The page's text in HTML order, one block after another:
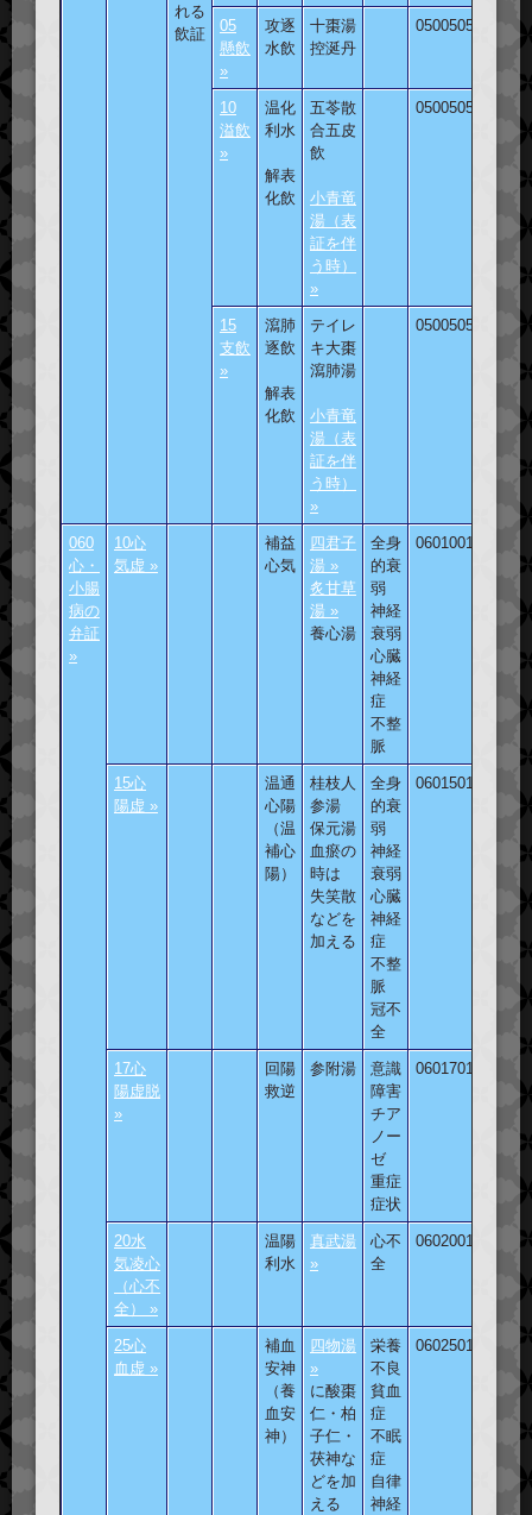
れる
飲証
05
懸飲
»
攻逐
水飲
十棗湯
控涎丹
050050505
10
溢飲
»
温化
利水
解表
化飲
五苓散
合五皮
飲
小青竜
湯（表
証を伴
う時）
»
050050510
15
支飲
»
瀉肺
逐飲
解表
化飲
テイレ
キ大棗
瀉肺湯
小青竜
湯（表
証を伴
う時）
»
050050515
060
心・
小腸
病の
弁証
»
10心
気虚 »
補益
心気
四君子
湯 »
炙甘草
湯 »
養心湯
全身
的衰
弱
神経
衰弱
心臓
神経
症
不整
脈
060100101
15心
陽虚 »
温通
心陽
（温
補心
陽）
桂枝人
参湯
保元湯
血瘀の
時は
失笑散
などを
加える
全身
的衰
弱
神経
衰弱
心臓
神経
症
不整
脈
冠不
全
060150101
17心
陽虚脱
»
回陽
救逆
参附湯
意識
障害
チア
ノー
ゼ
重症
症状
060170101
20水
気凌心
（心不
全） »
温陽
利水
真武湯
»
心不
全
060200101
25心
血虚 »
補血
安神
（養
血安
神）
四物湯
»
に酸棗
仁・柏
子仁・
茯神な
どを加
える
栄養
不良
貧血
症
不眠
症
自律
神経
060250101